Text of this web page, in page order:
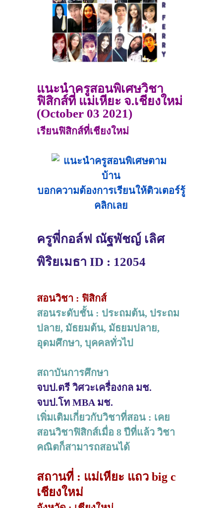
แนะนำครูสอนพิเศษวิชา
ฟิสิกส์ที่ แม่เหียะ จ.เชียงใหม่
(October 03 2021)
เรียนฟิสิกส์ที่เชียงใหม่
บอกความต้องการเรียนให้ติวเตอร์รู้
คลิกเลย
ครูพี่กอล์ฟ ณัฐพัชญ์ เลิศ
พิริยเมธา ID : 12054
สอนวิชา : ฟิสิกส์
สอนระดับชั้น : ประถมต้น, ประถม
ปลาย, มัธยมต้น, มัธยมปลาย,
อุดมศึกษา, บุคคลทั่วไป
สถาบันการศึกษา
จบป.ตรี วิศวะเครื่องกล มช.
จบป.โท MBA มช.
เพิ่มเติมเกี่ยวกับวิชาที่สอน : เคย
สอนวิชาฟิสิกส์เมื่อ 8 ปีที่แล้ว วิชา
คณิตก็สามารถสอนได้
สถานที่ : แม่เหียะ แถว big c
เชียงใหม่